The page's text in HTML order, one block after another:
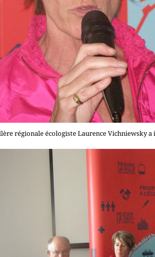
régionale écologiste Laurence Vichniewsky a